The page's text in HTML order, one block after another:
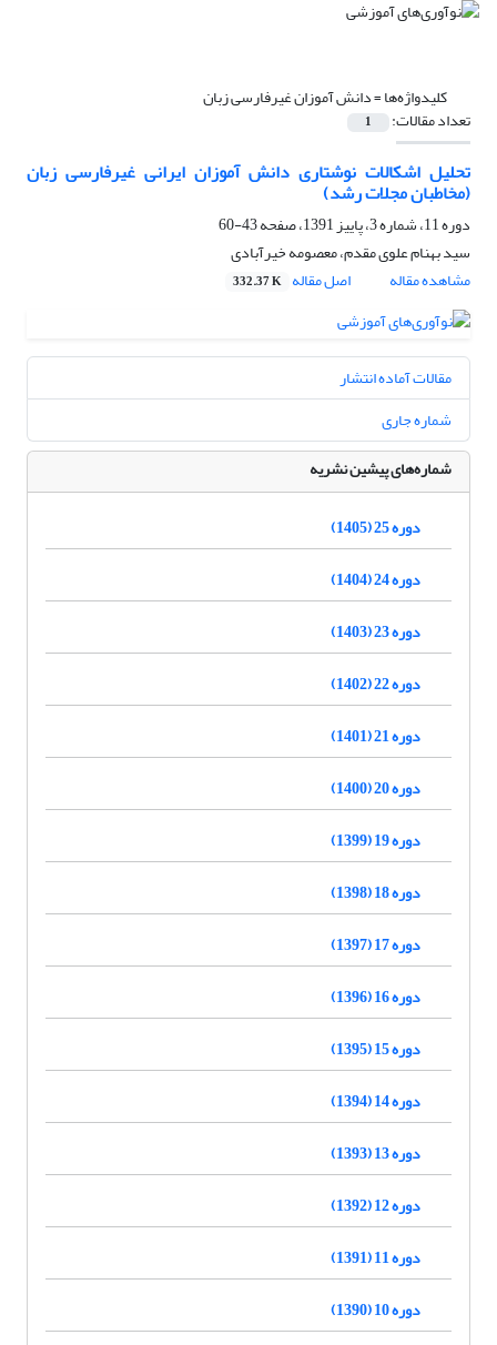
کلیدواژه‌ها =دانش آموزان غیرفارسی زبان
تعداد مقالات: 1
تحلیل اشکالات نوشتاری دانش آموزان ایرانی غیرفارسی زبان
(مخاطبان مجلات رشد)
دوره 11، شماره 3، پاییز 1391، صفحه
43-60
سید بهنام علوی مقدم، معصومه خیرآبادی
مشاهده مقاله
اصل مقاله 332.37 K
مقالات آماده انتشار
شماره جاری
شماره‌های پیشین نشریه
دوره 25 (1405)
دوره 24 (1404)
دوره 23 (1403)
دوره 22 (1402)
دوره 21 (1401)
دوره 20 (1400)
دوره 19 (1399)
دوره 18 (1398)
دوره 17 (1397)
دوره 16 (1396)
دوره 15 (1395)
دوره 14 (1394)
دوره 13 (1393)
دوره 12 (1392)
دوره 11 (1391)
دوره 10 (1390)